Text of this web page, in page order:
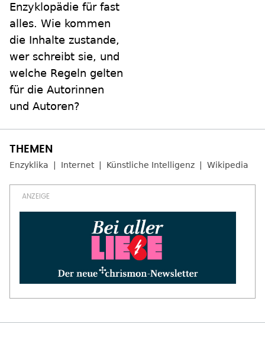
Enzyklopädie für fast
alles. Wie kommen
die Inhalte zustande,
wer schreibt sie, und
welche Regeln gelten
für die Autorinnen
und Autoren?
Enzyklika Internet Künstliche Intelligenz Wikipedia